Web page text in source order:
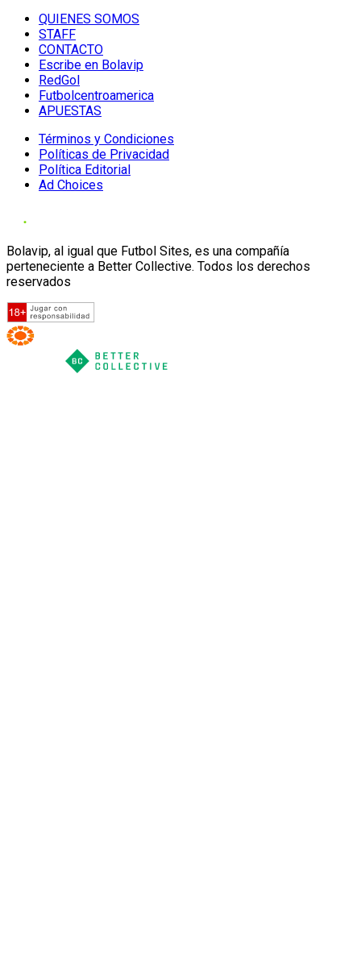
QUIENES SOMOS
STAFF
CONTACTO
Escribe en Bolavip
RedGol
Futbolcentroamerica
APUESTAS
Términos y Condiciones
Políticas de Privacidad
Política Editorial
Ad Choices
Bolavip, al igual que Futbol Sites, es una compañía
perteneciente a Better Collective. Todos los derechos
reservados